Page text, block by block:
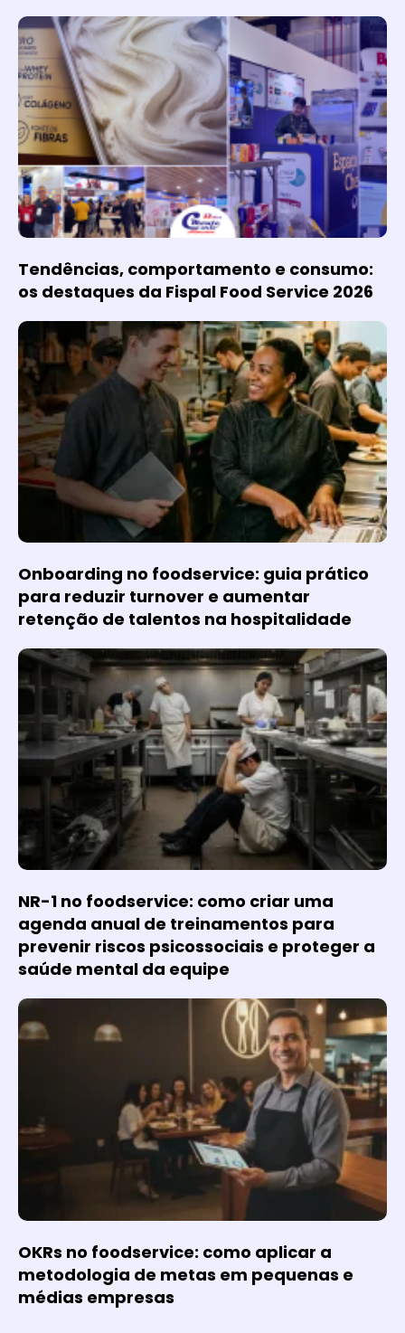
Tendências, comportamento e consumo:
os destaques da Fispal Food Service 2026
Onboarding no foodservice: guia prático
para reduzir turnover e aumentar
retenção de talentos na hospitalidade
NR-1 no foodservice: como criar uma
agenda anual de treinamentos para
prevenir riscos psicossociais e proteger a
saúde mental da equipe
OKRs no foodservice: como aplicar a
metodologia de metas em pequenas e
médias empresas